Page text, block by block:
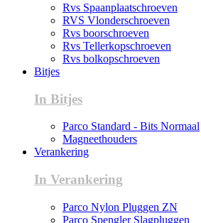
Rvs Spaanplaatschroeven
RVS Vlonderschroeven
Rvs boorschroeven
Rvs Tellerkopschroeven
Rvs bolkopschroeven
Bitjes
In Bitjes
Parco Standard - Bits Normaal
Magneethouders
Verankering
In Verankering
Parco Nylon Pluggen ZN
Parco Spengler Slagpluggen